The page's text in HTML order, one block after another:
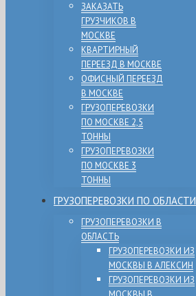
ЗАКАЗАТЬ
ГРУЗЧИКОВ В
МОСКВЕ
КВАРТИРНЫЙ
ПЕРЕЕЗД В МОСКВЕ
ОФИСНЫЙ ПЕРЕЕЗД
В МОСКВЕ
ГРУЗОПЕРЕВОЗКИ
ПО МОСКВЕ 2,5
ТОННЫ
ГРУЗОПЕРЕВОЗКИ
ПО МОСКВЕ 3
ТОННЫ
ГРУЗОПЕРЕВОЗКИ ПО ОБЛАСТИ
ГРУЗОПЕРЕВОЗКИ В
ОБЛАСТЬ
ГРУЗОПЕРЕВОЗКИ ИЗ
МОСКВЫ В АЛЕКСИН
ГРУЗОПЕРЕВОЗКИ ИЗ